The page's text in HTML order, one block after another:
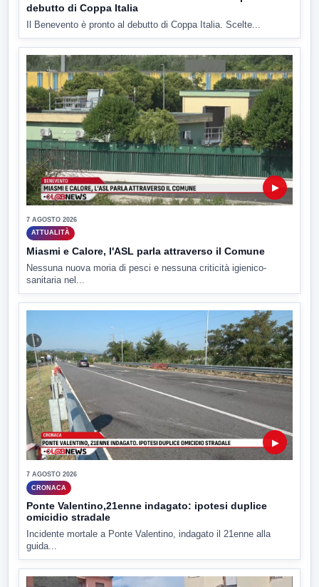
debutto di Coppa Italia
Il Benevento è pronto al debutto di Coppa Italia. Scelte...
▶
7 AGOSTO 2026
ATTUALITÀ
Miasmi e Calore, l'ASL parla attraverso il Comune
Nessuna nuova moria di pesci e nessuna criticità igienico-
sanitaria nel...
▶
7 AGOSTO 2026
CRONACA
Ponte Valentino,21enne indagato: ipotesi duplice
omicidio stradale
Incidente mortale a Ponte Valentino, indagato il 21enne alla
guida...